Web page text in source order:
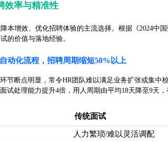
效率与精准性
本增效、优化招聘体验的主流选择。根据《2024
的价值与落地经验。
动化流程，招聘周期缩短50%以上
节断点明显，常令HR团队难以满足业务扩张或集
试处理能力提升4倍，用人周期由平均18天降至9天，
传统面试
人力繁琐/难以灵活调配